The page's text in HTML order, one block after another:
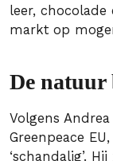
leer,
markt op
De natuur
Volgens
Greenpeace
‘schandalig’. Hij